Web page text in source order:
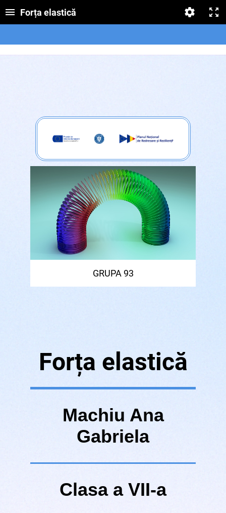
Forța elastică
GRUPA 93
Forța elastică
Machiu Ana
Gabriela
Clasa a VII-a